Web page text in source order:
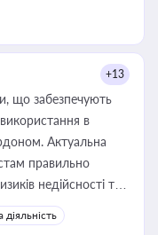
+13
що забезпечують
в
Актуальна
правильно
недійсності та
влади та
діяльність